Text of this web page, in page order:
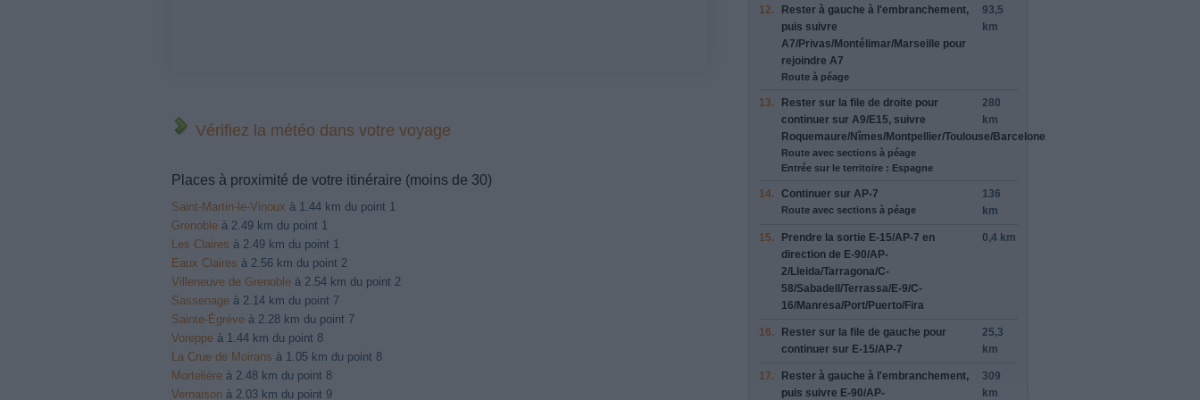
Vérifiez la météo dans votre voyage
Places à proximité de votre itinéraire (moins de 30)
Saint-Martin-le-Vinoux à 1.44 km du point 1
Grenoble à 2.49 km du point 1
Les Claires à 2.49 km du point 1
Eaux Claires à 2.56 km du point 2
Villeneuve de Grenoble à 2.54 km du point 2
Sassenage à 2.14 km du point 7
Sainte-Égrève à 2.28 km du point 7
Voreppe à 1.44 km du point 8
La Crue de Moirans à 1.05 km du point 8
Mortelière à 2.48 km du point 8
Vernaison à 2.03 km du point 9
12. Rester à gauche à l'embranchement,
puis suivre
A7/Privas/Montélimar/Marseille pour
rejoindre A7
Route à péage
93,5
km
13. Rester sur la file de droite pour
continuer sur A9/E15, suivre
Roquemaure/Nîmes/Montpellier/Toulouse/Barcelone
Route avec sections à péage
Entrée sur le territoire : Espagne
280
km
14. Continuer sur AP-7
Route avec sections à péage
136
km
15. Prendre la sortie E-15/AP-7 en
direction de E-90/AP-
2/Lleida/Tarragona/C-
58/Sabadell/Terrassa/E-9/C-
16/Manresa/Port/Puerto/Fira
0,4 km
16. Rester sur la file de gauche pour
continuer sur E-15/AP-7
25,3
km
17. Rester à gauche à l'embranchement,
puis suivre E-90/AP-
309
km